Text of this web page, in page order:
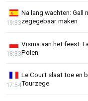
Na lang wachten: Gall
zegegebaar maken
19:33
Visma aan het feest:
Polen
18:33
Le Court slaat toe en
Tourzege
17:54